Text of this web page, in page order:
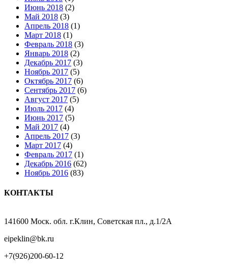
Июнь 2018 (2)
Май 2018 (3)
Апрель 2018 (1)
Март 2018 (1)
Февраль 2018 (3)
Январь 2018 (2)
Декабрь 2017 (3)
Ноябрь 2017 (5)
Октябрь 2017 (6)
Сентябрь 2017 (6)
Август 2017 (5)
Июль 2017 (4)
Июнь 2017 (5)
Май 2017 (4)
Апрель 2017 (3)
Март 2017 (4)
Февраль 2017 (1)
Декабрь 2016 (62)
Ноябрь 2016 (83)
КОНТАКТЫ
141600 Моск. обл. г.Клин, Советская пл., д.1/2А
eipeklin@bk.ru
+7(926)200-60-12